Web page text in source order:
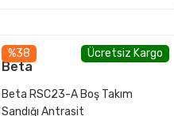
%38 Ücretsiz Kargo
Beta
Beta RSC23-A Boş Takım
Sandığı Antrasit